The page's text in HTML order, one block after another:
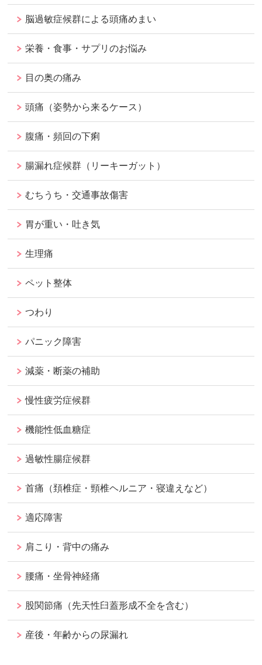
脳過敏症候群による頭痛めまい
栄養・食事・サプリのお悩み
目の奥の痛み
頭痛（姿勢から来るケース）
腹痛・頻回の下痢
腸漏れ症候群（リーキーガット）
むちうち・交通事故傷害
胃が重い・吐き気
生理痛
ペット整体
つわり
パニック障害
減薬・断薬の補助
慢性疲労症候群
機能性低血糖症
過敏性腸症候群
首痛（頚椎症・頸椎ヘルニア・寝違えなど）
適応障害
肩こり・背中の痛み
腰痛・坐骨神経痛
股関節痛（先天性臼蓋形成不全を含む）
産後・年齢からの尿漏れ